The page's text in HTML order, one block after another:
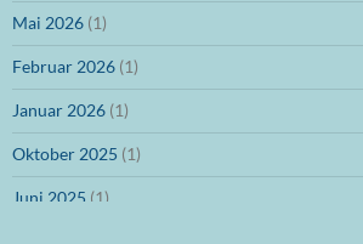
Mai 2026 (1)
Februar 2026 (1)
Januar 2026 (1)
Oktober 2025 (1)
Juni 2025 (1)